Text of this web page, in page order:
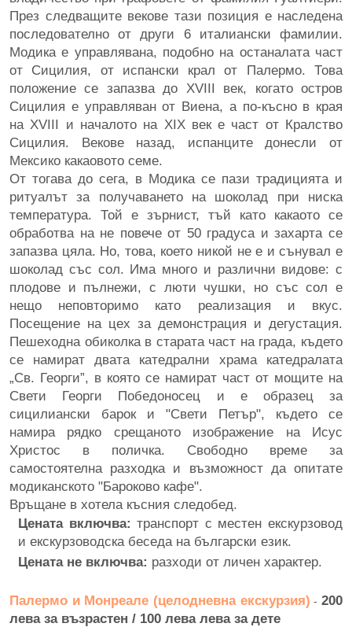
През следващите векове тази позиция е наследена
последователно от други 6 италиански фамилии.
Модика е управлявана, подобно на останалата част
от Сицилия, от испански крал от Палермо. Това
положение се запазва до XVIII век, когато остров
Сицилия е управляван от Виена, а по-късно в края
на XVIII и началото на XIX век е част от Кралство
Сицилия. Векове назад, испанците донесли от
Мексико какаовото семе.
От тогава до сега, в Модика се пази традицията и
ритуалът за получаването на шоколад при ниска
температура. Той е зърнист, тъй като какаото се
обработва на не повече от 50 градуса и захарта се
запазва цяла. Но, това, което никой не е и сънувал е
шоколад със сол. Има много и различни видове: с
плодове и пълнежи, с люти чушки, но със сол е
нещо неповторимо като реализация и вкус.
Посещение на цех за демонстрация и дегустация.
Пешеходна обиколка в старата част на града, където
се намират двата катедрални храма катедралата
„Св. Георги”, в която се намират част от мощите на
Свети Георги Победоносец и е образец за
сицилиански барок и "Свети Петър", където се
намира рядко срещаното изображение на Исус
Христос в поличка. Свободно време за
самостоятелна разходка и възможност да опитате
модиканското "Бароково кафе".
Връщане в хотела късния следобед.
Цената включва:транспорт с местен екскурзовод
и екскурзоводска беседа на български език.
Цената не включва: разходи от личен характер.
Палермо и Монреале (целодневна екскурзия) -200
лева за възрастен / 100 лева лева за дете